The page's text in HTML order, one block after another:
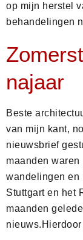
op mijn herstel
behandelingen
najaar
Beste
van mijn kant,
nieuwsbrief
maanden
wandelingen en
Stuttgart en het
maanden